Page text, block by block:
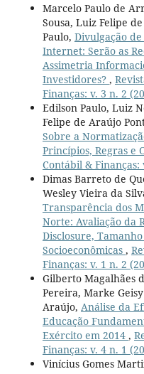
Marcelo Paulo de
Sousa, Luiz Felipe
Paulo, Divulgação
Internet: Serão as
Assimetria
Investidores? ,
Finanças: v. 3 n. 2
Edilson Paulo, Luiz
Felipe de Araújo
Sobre a
Princípios, Regras e
Contábil & Finanças:
Dimas Barreto de
Wesley Vieira da
Transparência dos
Norte: Avaliação da
Disclosure,
Socioeconômicas ,
Finanças: v. 1 n. 2
Gilberto Magalhães
Pereira, Marke
Araújo, Análise da
Educação
Exército em 2014 ,
Finanças: v. 4 n. 1
Vinícius Gomes